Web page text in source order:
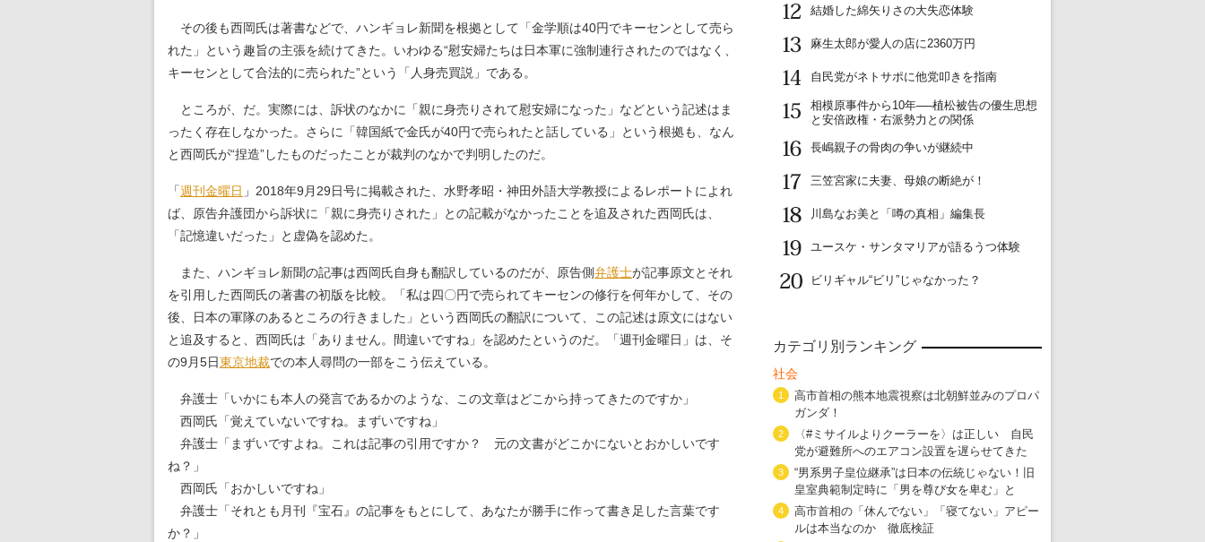
その後も西岡氏は著書などで、ハンギョレ新聞を根拠として「金学順は40円でキーセンとして売ら
れた」という趣旨の主張を続けてきた。いわゆる“慰安婦たちは日本軍に強制連行されたのではなく、
キーセンとして合法的に売られた”という「人身売買説」である。
ところが、だ。実際には、訴状のなかに「親に身売りされて慰安婦になった」などという記述はま
ったく存在しなかった。さらに「韓国紙で金氏が40円で売られたと話している」という根拠も、なん
と西岡氏が“捏造”したものだったことが裁判のなかで判明したのだ。
「週刊金曜日 」2018年9月29日号に掲載された、水野孝昭・神田外語大学教授によるレポートによれ
ば、原告弁護団から訴状に「親に身売りされた」との記載がなかったことを追及された西岡氏は、
「記憶違いだった」と虚偽を認めた。
また、ハンギョレ新聞の記事は西岡氏自身も翻訳しているのだが、原告側弁護士が記事原文とそれ
を引用した西岡氏の著書の初版を比較。「私は四〇円で売られてキーセンの修行を何年かして、その
後、日本の軍隊のあるところの行きました」という西岡氏の翻訳について、この記述は原文にはない
と追及すると、西岡氏は「ありません。間違いですね」を認めたというのだ。「週刊金曜日」は、そ
の9月5日東京地裁での本人尋問の一部をこう伝えている。
弁護士「いかにも本人の発言であるかのような、この文章はどこから持ってきたのですか」
西岡氏「覚えていないですね。まずいですね」
弁護士「まずいですよね。これは記事の引用ですか？ 元の文書がどこかにないとおかしいです
ね？」
西岡氏「おかしいですね」
弁護士「それとも月刊『宝石』の記事をもとにして、あなたが勝手に作って書き足した言葉です
か？」
12
結婚した綿矢りさの大失恋体験
13
麻生太郎が愛人の店に2360万円
14
自民党がネトサポに他党叩きを指南
15
相模原事件から10年──植松被告の優生思想
と安倍政権・右派勢力との関係
16
長嶋親子の骨肉の争いが継続中
17
三笠宮家に夫妻、母娘の断絶が！
18
川島なお美と「噂の真相」編集長
19
ユースケ・サンタマリアが語るうつ体験
20
ビリギャル“ビリ”じゃなかった？
カテゴリ別ランキング
社会
1
高市首相の熊本地震視察は北朝鮮並みのプロパ
ガンダ！
2
〈#ミサイルよりクーラーを〉は正しい 自民
党が避難所へのエアコン設置を遅らせてきた
3
“男系男子皇位継承”は日本の伝統じゃない！旧
皇室典範制定時に「男を尊び女を卑む」と
4
高市首相の「休んでない」「寝てない」アピー
ルは本当なのか 徹底検証